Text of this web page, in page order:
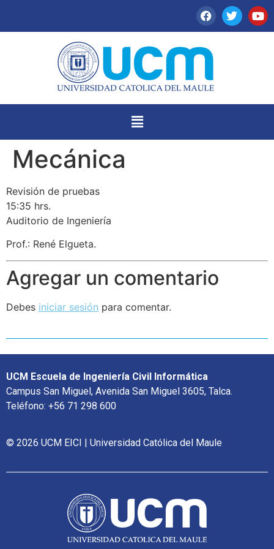
Mecánica
Revisión de pruebas
15:35 hrs.
Auditorio de Ingeniería
Prof.: René Elgueta.
Agregar un comentario
Debes iniciar sesión para comentar.
UCM Escuela de Ingeniería Civil Informática
Campus San Miguel, Avenida San Miguel 3605, Talca.
Teléfono: +56 71 298 600
© 2026 UCM EICI | Universidad Católica del Maule